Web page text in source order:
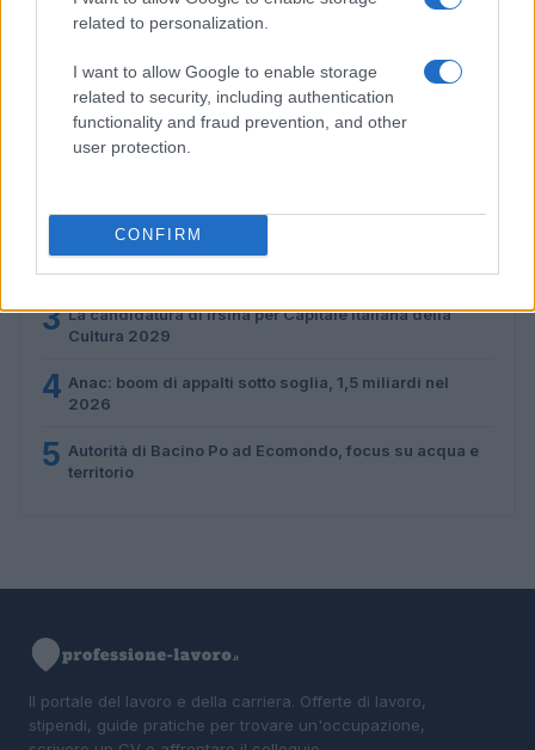
related to personalization.
I want to allow Google to enable storage
related to security, including authentication
functionality and fraud prevention, and other
user protection.
CONFIRM
Paolo Mariani · 4 Ago 2026
PIÙ LETTI
2
Controlli nel settore turistico-alberghiero: dati
3 La candidatura di Irsina per Capitale Italiana della
Cultura 2029
4 Anac: boom di appalti sotto soglia, 1,5 miliardi nel
2026
5 Autorità di Bacino Po ad Ecomondo, focus su acqua e
territorio
Il portale del lavoro e della carriera. Offerte di lavoro,
stipendi, guide pratiche per trovare un'occupazione,